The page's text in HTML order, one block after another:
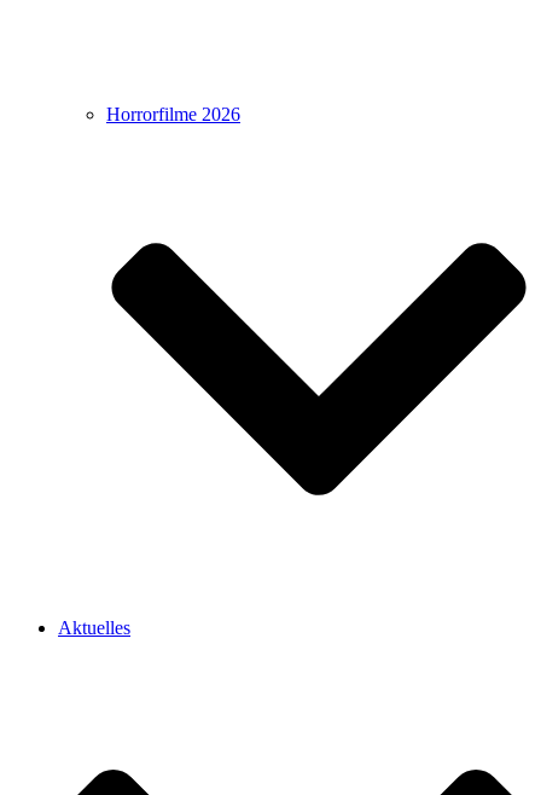
Horrorfilme 2026
Aktuelles